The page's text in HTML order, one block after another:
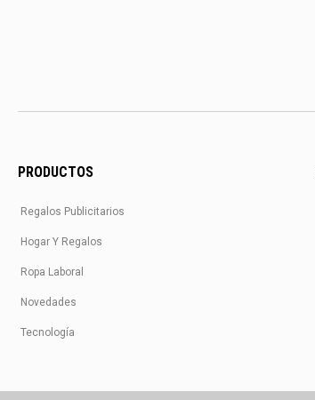
PRODUCTOS
Regalos Publicitarios
Hogar Y Regalos
Ropa Laboral
Novedades
Tecnología